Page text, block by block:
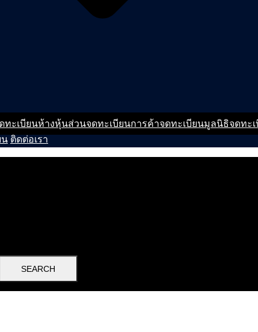
ทะเบียนห้างหุ้นส่วนจดทะเบียนการค้าจดทะเบียนมูลนิธิจดทะ
น ติดต่อเรา